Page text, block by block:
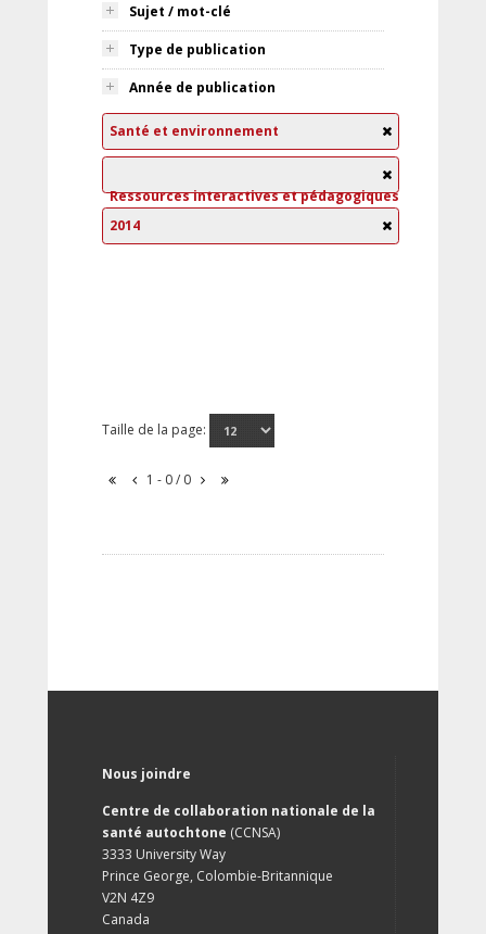
Sujet / mot-clé
Type de publication
Année de publication
Santé et environnement
Ressources interactives et pédagogiques
2014
Taille de la page:
1 - 0 / 0
Nous joindre
Centre de collaboration nationale de la
santé autochtone (CCNSA)
3333 University Way
Prince George, Colombie-Britannique
V2N 4Z9
Canada